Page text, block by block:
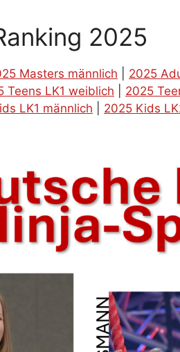
2025
Masters männlich 2025
Teens LK1 weiblich 2025
LK1 männlich 2025 Kids